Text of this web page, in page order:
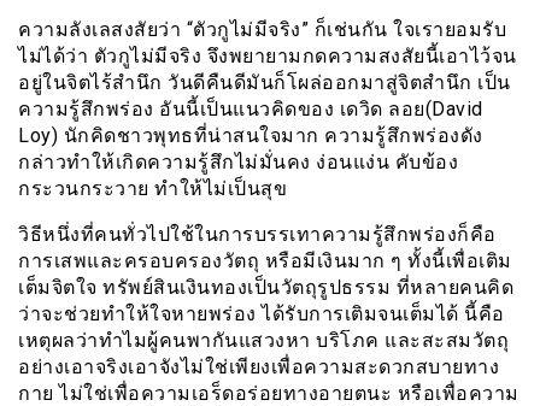
ความลังเลสงสัยว่า “ตัวกูไม่มีจริง” ก็เช่นกัน ใจเรายอมรับ
ไม่ได้ว่า ตัวกูไม่มีจริง จึงพยายามกดความสงสัยนี้เอาไว้จน
อยู่ในจิตไร้สำนึก วันดีคืนดีมันก็โผล่ออกมาสู่จิตสำนึก เป็น
ความรู้สึกพร่อง อันนี้เป็นแนวคิดของ เดวิด ลอย(David
Loy) นักคิดชาวพุทธที่น่าสนใจมาก ความรู้สึกพร่องดัง
กล่าวทำให้เกิดความรู้สึกไม่มั่นคง ง่อนแง่น คับข้อง
กระวนกระวาย ทำให้ไม่เป็นสุข
วิธีหนึ่งที่คนทั่วไปใช้ในการบรรเทาความรู้สึกพร่องก็คือ
การเสพและครอบครองวัตถุ หรือมีเงินมาก ๆ ทั้งนี้เพื่อเติม
เต็มจิตใจ ทรัพย์สินเงินทองเป็นวัตถุรูปธรรม ที่หลายคนคิด
ว่าจะช่วยทำให้ใจหายพร่อง ได้รับการเติมจนเต็มได้ นี้คือ
เหตุผลว่าทำไมผู้คนพากันแสวงหา บริโภค และสะสมวัตถุ
อย่างเอาจริงเอาจังไม่ใช่เพียงเพื่อความสะดวกสบายทาง
กาย ไม่ใช่เพื่อความเอร็ดอร่อยทางอายตนะ หรือเพื่อความ